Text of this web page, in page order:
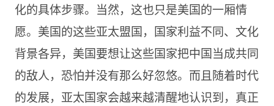
化的具体步骤。当然，这也只是美国的一厢情
愿。美国的这些亚太盟国，国家利益不同、文化
背景各异，美国要想让这些国家把中国当成共同
的敌人，恐怕并没有那么好忽悠。而且随着时代
的发展，亚太国家会越来越清醒地认识到，真正